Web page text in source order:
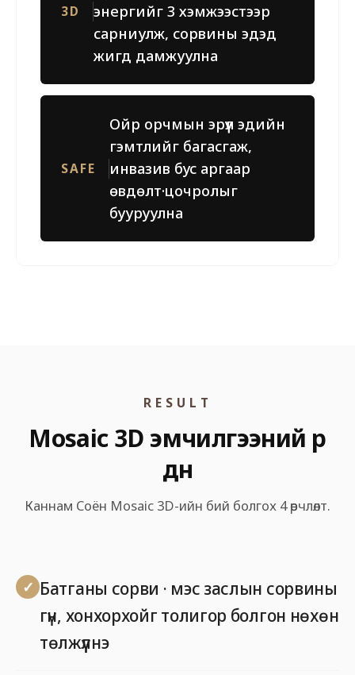
3D
энергийг 3 хэмжээстээр
сарниулж, сорвины эдэд
жигд дамжуулна
SAFE
Ойр орчмын эрүүл эдийн
гэмтлийг багасгаж,
инвазив бус аргаар
өвдөлт·цочролыг
бууруулна
RESULT
Mosaic 3D эмчилгээний үр
дүн
Каннам Соён Mosaic 3D-ийн бий болгох 4 өөрчлөлт.
Батганы сорви · мэс заслын сорвины
гүн, хонхорхойг толигор болгон нөхөн
төлжүүлнэ